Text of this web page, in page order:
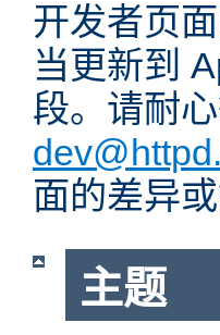
开发者页
当更新到
段。请耐
面的差异或
主题